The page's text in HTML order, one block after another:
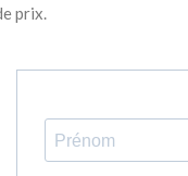
prix.